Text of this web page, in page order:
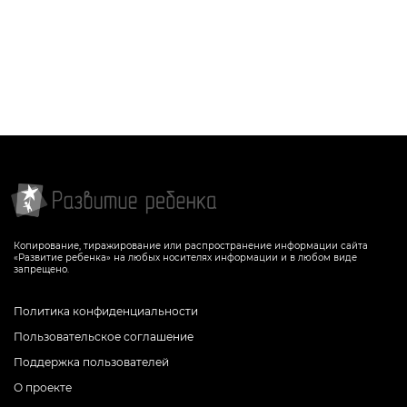
Копирование, тиражирование или распространение информации сайта
«Развитие ребенка» на любых носителях информации и в любом виде
запрещено.
Политика конфиденциальности
Пользовательское соглашение
Поддержка пользователей
О проекте